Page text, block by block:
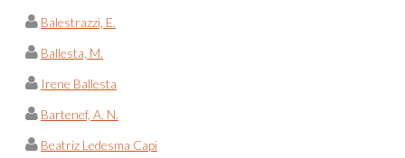
Balestrazzi, E.
Ballesta, M.
Irene Ballesta
Bartenef, A. N.
Beatriz Ledesma Capi